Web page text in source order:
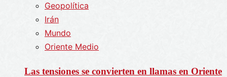
Geopolítica
Irán
Mundo
Oriente Medio
Las tensiones se convierten en llamas en Oriente